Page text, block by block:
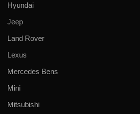
Hyundai
Jeep
Land Rover
Lexus
Mercedes Bens
Mini
Mitsubishi